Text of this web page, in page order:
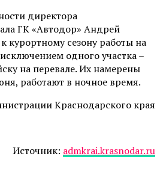
директора
ГК «Автодор» Андрей
курортному сезону работы на
одного участка –
на перевале. Их намерены
работают в ночное время.
Краснодарского края
Источник: admkrai.krasnodar.ru